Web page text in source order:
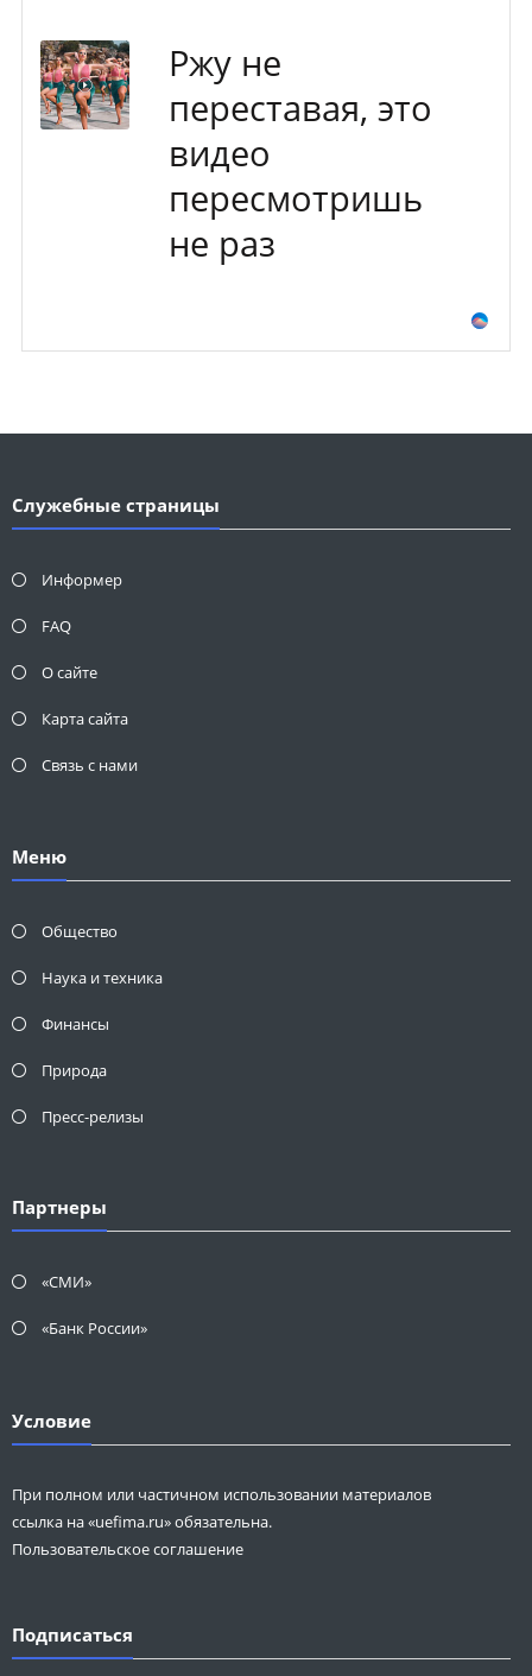
Ржу не
переставая, это
видео
пересмотришь
не раз
Служебные страницы
Информер
FAQ
О сайте
Карта сайта
Связь с нами
Меню
Общество
Наука и техника
Финансы
Природа
Пресс-релизы
Партнеры
«СМИ»
«Банк России»
Условие
При полном или частичном использовании материалов
ссылка на «uefima.ru» обязательна.
Пользовательское соглашение
Подписаться